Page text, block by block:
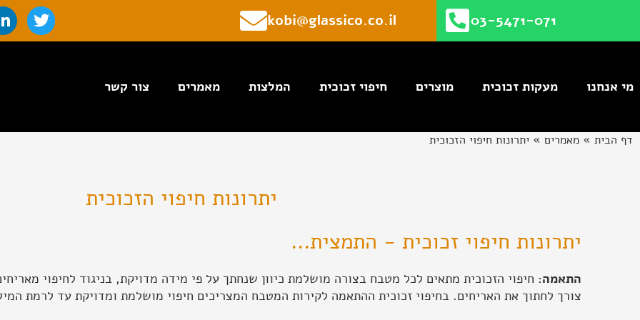
03-5471-071
kobi@glassico.co.il
T
w
i
i
מי אנחנו מעקות זכוכית מוצרים חיפוי זכוכית המלצות מאמרים צור קשר
דף הבית » מאמרים » יתרונות חיפוי הזכוכית
יתרונות חיפוי הזכוכית
יתרונות חיפוי זכוכית - התמצית...
התאמה: חיפוי הזכוכית מתאים לכל מטבח בצורה מושלמת כיוון שנחתך על פי מידה מדויקת, בניגוד לחיפוי
צורך לחתוך את האריחים. בחיפוי זכוכית ההתאמה לקירות המטבח המצריכים חיפוי מושלמת ומדויקת עד לרמת